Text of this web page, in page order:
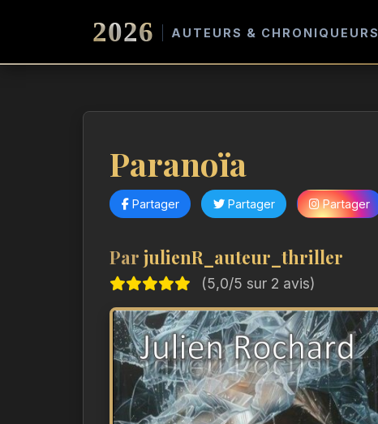
2026 AUTEURS & CHRONIQUEURS
Paranoïa
Partager Partager Partager
Par julienR_auteur_thriller
(5,0/5 sur 2 avis)